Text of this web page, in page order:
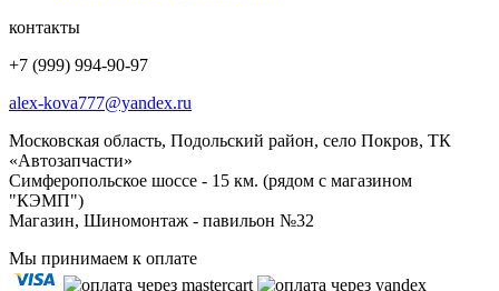
контакты
+7 (999) 994-90-97
alex-kova777@yandex.ru
Московская область, Подольский район, село Покров, ТК
«Автозапчасти»
Симферопольское шоссе - 15 км. (рядом с магазином
"КЭМП")
Магазин, Шиномонтаж - павильон №32
Мы принимаем к оплате